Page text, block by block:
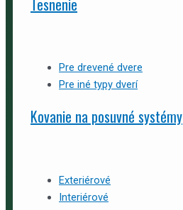
Pre drevené dvere
Pre iné typy dverí
Kovanie na posuvné systémy
Exteriérové
Interiérové